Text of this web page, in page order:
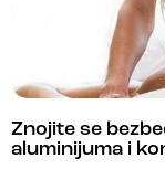
Znojite se
aluminijuma i